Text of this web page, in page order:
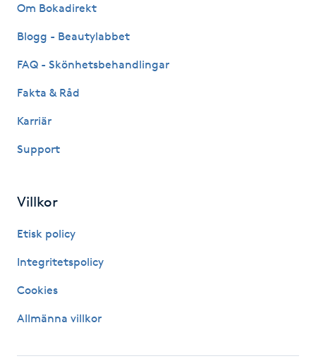
IPL
IPL hårborttagning
Katun fransar
Om Bokadirekt
Blogg - Beautylabbet
FAQ - Skönhetsbehandlingar
Fakta & Råd
Karriär
Support
Villkor
Etisk policy
Integritetspolicy
Cookies
Allmänna villkor